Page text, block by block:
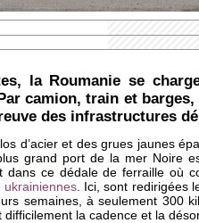
la Roumanie se
camion, train et
des infrastructures
d’acier et des grues jaunes
grand port de la mer Noire
dans ce dédale de ferraille où
ukrainiennes. Ici, sont redirigées
semaines, à seulement 300
la cadence et la